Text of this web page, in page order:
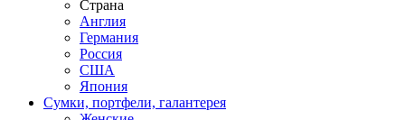
Страна
Англия
Германия
Россия
США
Япония
Сумки, портфели, галантерея